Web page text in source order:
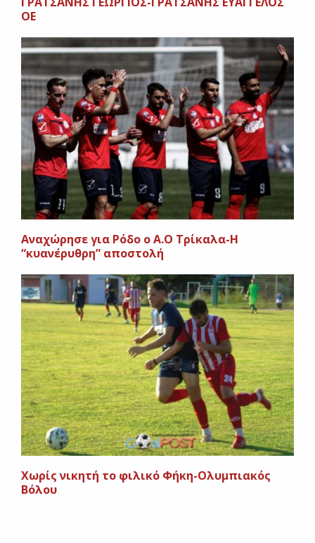
ΟΕ
Αναχώρησε για Ρόδο ο Α.Ο Τρίκαλα-Η
“κυανέρυθρη” αποστολή
Xωρίς νικητή το φιλικό Φήκη-Ολυμπιακός
Βόλου